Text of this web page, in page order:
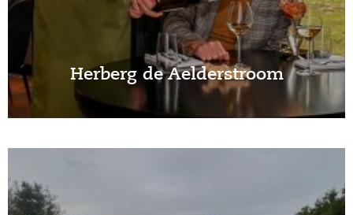
Herberg de Aelderstroom